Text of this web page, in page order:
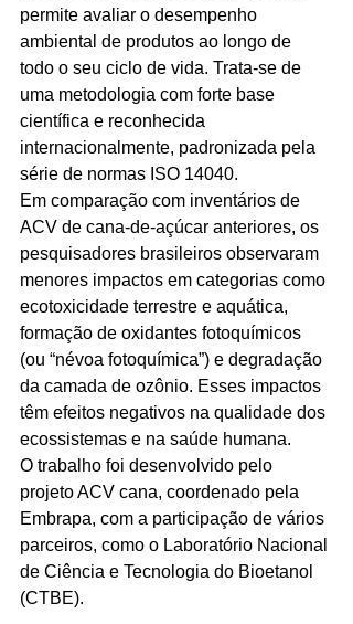
permite avaliar o desempenho
ambiental de produtos ao longo de
todo o seu ciclo de vida. Trata-se de
uma metodologia com forte base
científica e reconhecida
internacionalmente, padronizada pela
série de normas ISO 14040.
Em comparação com inventários de
ACV de cana-de-açúcar anteriores, os
pesquisadores brasileiros observaram
menores impactos em categorias como
ecotoxicidade terrestre e aquática,
formação de oxidantes fotoquímicos
(ou “névoa fotoquímica”) e degradação
da camada de ozônio. Esses impactos
têm efeitos negativos na qualidade dos
ecossistemas e na saúde humana.
O trabalho foi desenvolvido pelo
projeto ACV cana, coordenado pela
Embrapa, com a participação de vários
parceiros, como o Laboratório Nacional
de Ciência e Tecnologia do Bioetanol
(CTBE).